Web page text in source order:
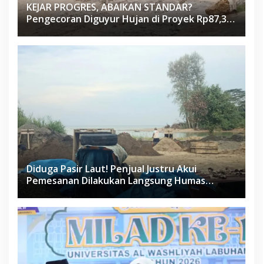
KEJAR PROGRES, ABAIKAN STANDAR?
Pengecoran Diguyur Hujan di Proyek Rp87,34
Miliar Sukma Nias, Konsultan, Pengawas dan
PPK Bungkam
Diduga Pasir Laut! Penjual Justru Akui
Pemesanan Dilakukan Langsung Humas